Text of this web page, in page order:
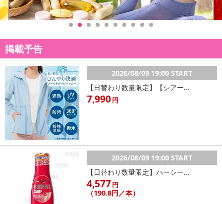
掲載予告
2026/08/09 19:00 START
【日替わり数量限定】【シアー...
7,990円
2026/08/09 19:00 START
【日替わり数量限定】ハーシー...
4,577円
（190.8円／本）